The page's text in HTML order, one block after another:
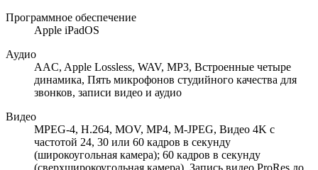
Программное обеспечение
Apple iPadOS
Аудио
AAC, Apple Lossless, WAV, MP3, Встроенные четыре
динамика, Пять микрофонов студийного качества для
звонков, записи видео и аудио
Видео
MPEG-4, H.264, MOV, MP4, M-JPEG, Видео 4K с
частотой 24, 30 или 60 кадров в секунду
(широкоугольная камера); 60 кадров в секунду
(сверхширокоугольная камера), Запись видео ProRes до